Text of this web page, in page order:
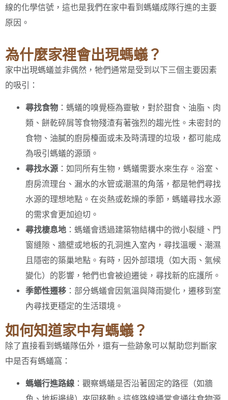
線的化學信號，這也是我們在家中看到螞蟻成隊行進的主要
原因。
為什麼家裡會出現螞蟻？
家中出現螞蟻並非偶然，牠們通常是受到以下三個主要因素
的吸引：
尋找食物 ：螞蟻的嗅覺極為靈敏，對於甜食、油脂、肉
類、餅乾碎屑等食物殘渣有著強烈的趨光性。未密封的
食物、油膩的廚房檯面或未及時清理的垃圾，都可能成
為吸引螞蟻的源頭。
尋找水源 ：如同所有生物，螞蟻需要水來生存。浴室、
廚房流理台、漏水的水管或潮濕的角落，都是牠們尋找
水源的理想地點。在炎熱或乾燥的季節，螞蟻尋找水源
的需求會更加迫切。
尋找棲息地 ：螞蟻會透過建築物結構中的微小裂縫、門
窗縫隙、牆壁或地板的孔洞進入室內，尋找溫暖、潮濕
且隱密的築巢地點。有時，因外部環境（如大雨、氣候
變化）的影響，牠們也會被迫遷徙，尋找新的庇護所。
季節性遷移 ：部分螞蟻會因氣溫與降雨變化，遷移到室
內尋找更穩定的生活環境。
如何知道家中有螞蟻？
除了直接看到螞蟻隊伍外，還有一些跡象可以幫助您判斷家
中是否有螞蟻窩：
螞蟻行進路線 ：觀察螞蟻是否沿著固定的路徑（如牆